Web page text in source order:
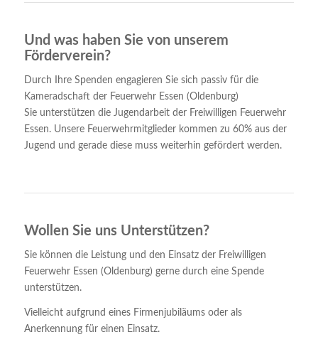
Und was haben Sie von unserem
Förderverein?
Durch Ihre Spenden engagieren Sie sich passiv für die
Kameradschaft der Feuerwehr Essen (Oldenburg)
Sie unterstützen die Jugendarbeit der Freiwilligen Feuerwehr
Essen. Unsere Feuerwehrmitglieder kommen zu 60% aus der
Jugend und gerade diese muss weiterhin gefördert werden.
Wollen Sie uns Unterstützen?
Sie können die Leistung und den Einsatz der Freiwilligen
Feuerwehr Essen (Oldenburg) gerne durch eine Spende
unterstützen.
Vielleicht aufgrund eines Firmenjubiläums oder als
Anerkennung für einen Einsatz.